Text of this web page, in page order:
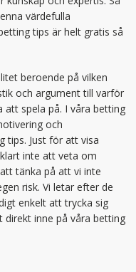
värdefulla
tips är helt gratis så
beroende på vilken
och argument till varför
att spela på. I våra betting
och
tips. Just för att visa
inte att veta om
tänka på att vi inte
risk. Vi letar efter de
enkelt att trycka sig
direkt inne på våra betting